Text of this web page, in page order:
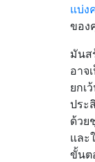
แบ่ง
ของ
มันส
อาจ
ยกเ
ประ
ด้วย
และ
ขั้นต